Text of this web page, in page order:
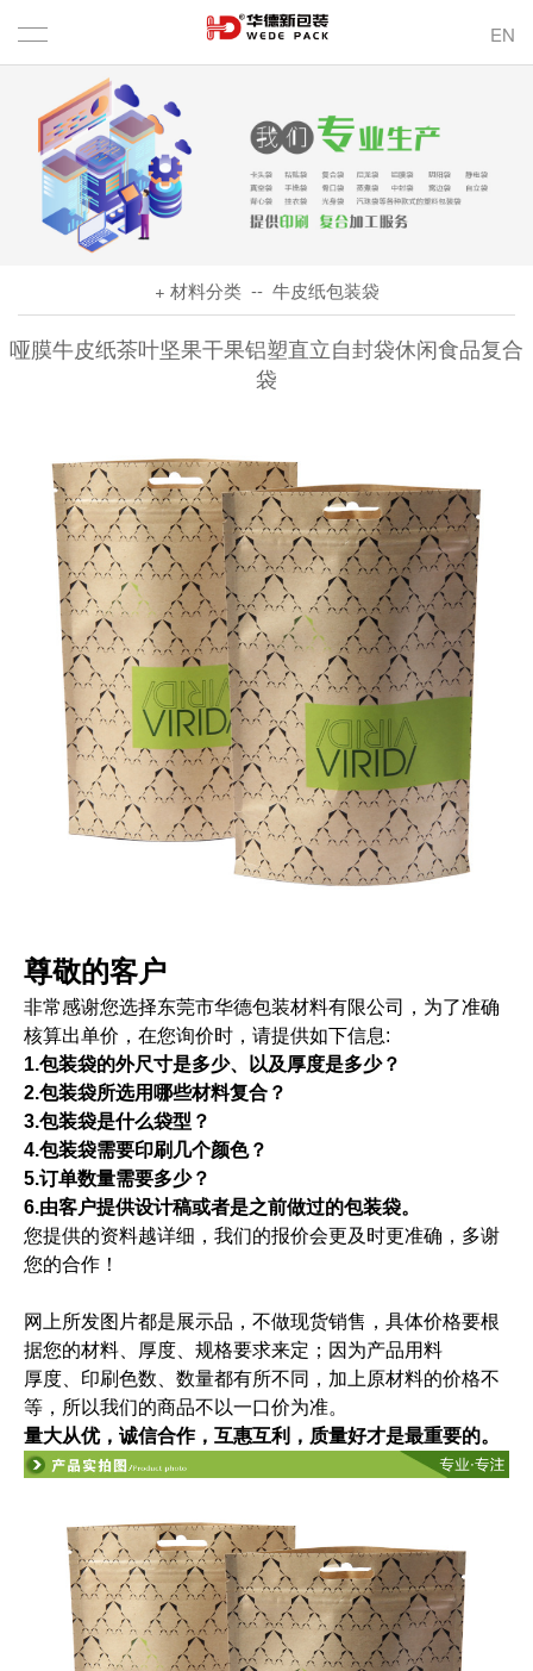
EN
+ 材料分类-- 牛皮纸包装袋
哑膜牛皮纸茶叶坚果干果铝塑直立自封袋休闲食品复合
袋
尊敬的客户
非常感谢您选择东莞市华德包装材料有限公司，为了准确
核算出单价，在您询价时，请提供如下信息:
1.包装袋的外尺寸是多少、以及厚度是多少？
2.包装袋所选用哪些材料复合？
3.包装袋是什么袋型？
4.包装袋需要印刷几个颜色？
5.订单数量需要多少？
6.由客户提供设计稿或者是之前做过的包装袋。
您提供的资料越详细，我们的报价会更及时更准确，多谢
您的合作！
网上所发图片都是展示品，不做现货销售，具体价格要根
据您的材料、厚度、规格要求来定；因为产品用料
厚度、印刷色数、数量都有所不同，加上原材料的价格不
等，所以我们的商品不以一口价为准。
量大从优，诚信合作，互惠互利，质量好才是最重要的。